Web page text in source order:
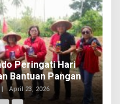
Peringati Hari
Bantuan Pangan
| April 23, 2026